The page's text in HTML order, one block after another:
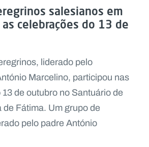
salesianos em
celebrações do 13 de
liderado pelo
Marcelino, participou nas
de outubro no Santuário de
Fátima. Um grupo de
pelo padre António